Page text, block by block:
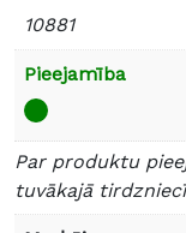
10881
Pieejamība
Par produktu
tuvākajā